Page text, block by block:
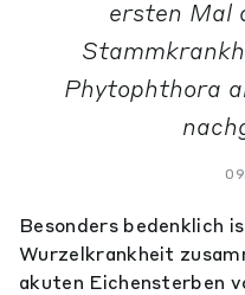
ersten Mal
Phytophthora
Besonders bedenklich
Wurzelkrankheit
akuten Eichensterben